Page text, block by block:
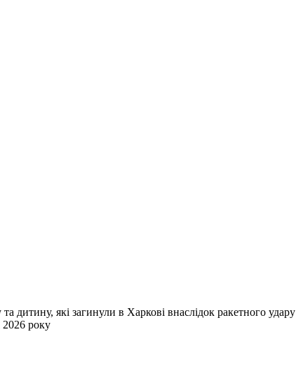
дитину, які загинули в Харкові внаслідок ракетного удару
2026 року